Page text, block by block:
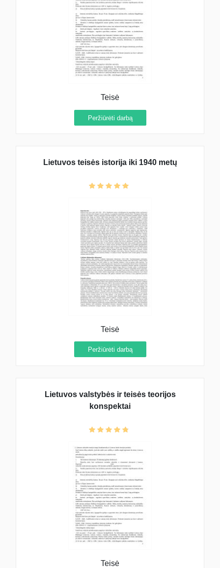
Teisė
Peržiūrėti darbą
Lietuvos teisės istorija iki 1940 metų
Teisė
Peržiūrėti darbą
Lietuvos valstybės ir teisės teorijos
konspektai
Teisė